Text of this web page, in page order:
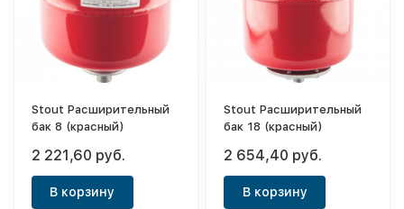
Stout Расширительный
бак 8 (красный)
2 221,60 руб.
В корзину
Stout Расширительный
бак 18 (красный)
2 654,40 руб.
В корзину